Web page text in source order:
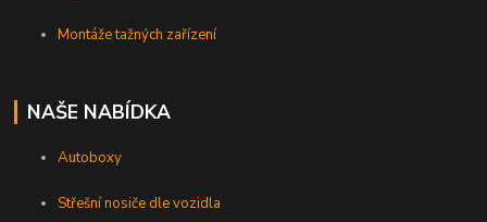
Montáže tažných zařízení
NAŠE NABÍDKA
Autoboxy
Střešní nosiče dle vozidla